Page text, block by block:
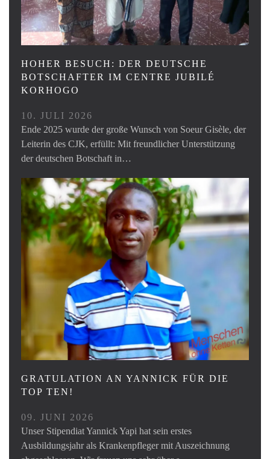
HOHER BESUCH: DER DEUTSCHE
BOTSCHAFTER IM CENTRE JUBILÉ
KORHOGO
10. JULI 2026
Ende 2025 wurde der große Wunsch von Soeur Gisèle, der
Leiterin des CJK, erfüllt: Mit freundlicher Unterstützung
der deutschen Botschaft in…
GRATULATION AN YANNICK FÜR DIE
TOP TEN!
09. JUNI 2026
Unser Stipendiat Yannick Yapi hat sein erstes
Ausbildungsjahr als Krankenpfleger mit Auszeichnung